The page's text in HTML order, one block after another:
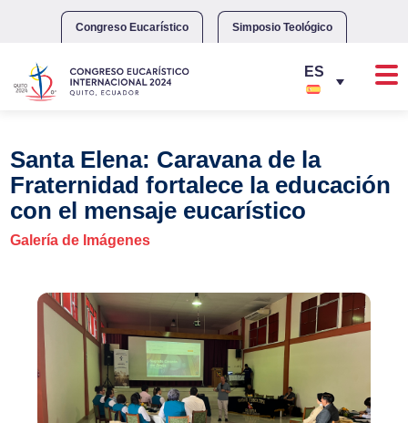
Congreso Eucarístico Simposio Teológico
Santa Elena: Caravana de la
Fraternidad fortalece la educación
con el mensaje eucarístico
Galería de Imágenes